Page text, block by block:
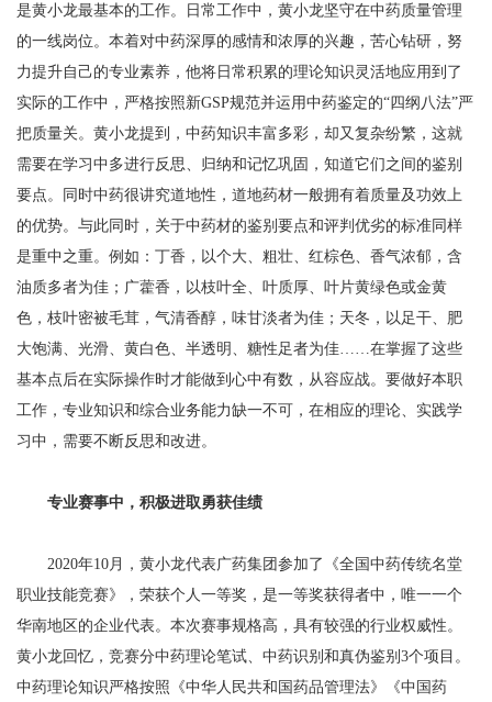
是黄小龙最基本的工作。日常工作中，黄小龙坚守在中药质量管理
的一线岗位。本着对中药深厚的感情和浓厚的兴趣，苦心钻研，努
力提升自己的专业素养，他将日常积累的理论知识灵活地应用到了
实际的工作中，严格按照新GSP规范并运用中药鉴定的“四纲八法”严
把质量关。黄小龙提到，中药知识丰富多彩，却又复杂纷繁，这就
需要在学习中多进行反思、归纳和记忆巩固，知道它们之间的鉴别
要点。同时中药很讲究道地性，道地药材一般拥有着质量及功效上
的优势。与此同时，关于中药材的鉴别要点和评判优劣的标准同样
是重中之重。例如：丁香，以个大、粗壮、红棕色、香气浓郁，含
油质多者为佳；广藿香，以枝叶全、叶质厚、叶片黄绿色或金黄
色，枝叶密被毛茸，气清香醇，味甘淡者为佳；天冬，以足干、肥
大饱满、光滑、黄白色、半透明、糖性足者为佳……在掌握了这些
基本点后在实际操作时才能做到心中有数，从容应战。要做好本职
工作，专业知识和综合业务能力缺一不可，在相应的理论、实践学
习中，需要不断反思和改进。
专业赛事中，积极进取勇获佳绩
2020年10月，黄小龙代表广药集团参加了《全国中药传统名堂
职业技能竞赛》，荣获个人一等奖，是一等奖获得者中，唯一一个
华南地区的企业代表。本次赛事规格高，具有较强的行业权威性。
黄小龙回忆，竞赛分中药理论笔试、中药识别和真伪鉴别3个项目。
中药理论知识严格按照《中华人民共和国药品管理法》《中国药